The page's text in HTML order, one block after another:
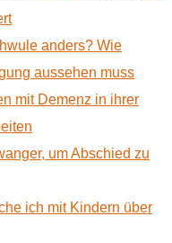
anders? Wie
aussehen muss
mit Demenz in ihrer
um Abschied zu
ich mit Kindern über